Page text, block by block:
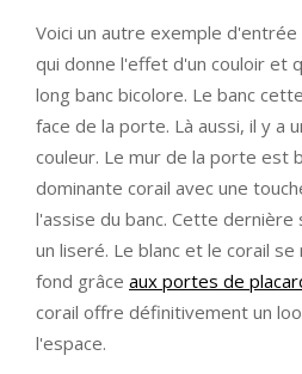
Voici un autre exemple
qui donne l'effet d'un couloir et
long banc bicolore. Le banc
face de la porte. Là aussi, il y a
couleur. Le mur de la porte est
dominante corail avec une
l'assise du banc. Cette dernière
un liseré. Le blanc et le corail
fond grâce aux portes de
corail offre définitivement un
l'espace.